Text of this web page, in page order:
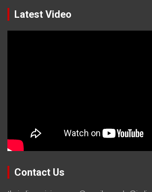
Latest Video
Contact Us